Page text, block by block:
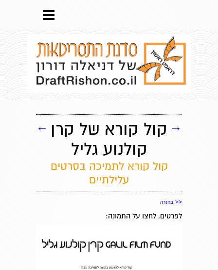
קול קורא של קרן
קולנוע גליל
קול קורא לתמיכה בסרטים
עלילתיים
← →
<< בחזרה
לפרטים, לחצו על התמונה: